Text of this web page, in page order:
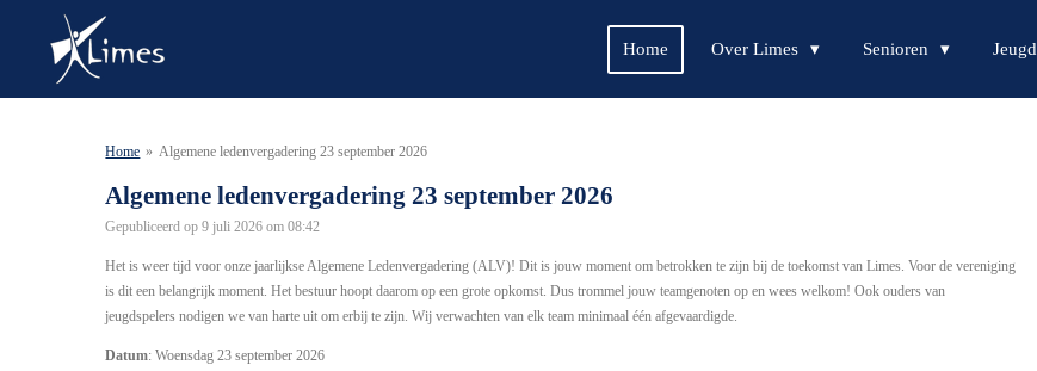
de
Home Over Limes Senioren Jeugd
Home » Algemene ledenvergadering 23 september 2026
Algemene ledenvergadering 23 september 2026
Gepubliceerd op 9 juli 2026 om 08:42
Het is weer tijd vooronze jaarlijkse Algemene Ledenvergadering (ALV)! Dit isjouw moment om betrokken te zijn bij de toekomst van Limes. Voor de vereniging
is dit een belangrijk moment. Het bestuur hoopt daarom op een grote opkomst. Dus trommel jouw teamgenoten op en wees welkom! Ook ouders van
jeugdspelers nodigen we van harte uit om erbij te zijn.Wij verwachten van elk team minimaal één afgevaardigde.
Datum: Woensdag 23 september 2026